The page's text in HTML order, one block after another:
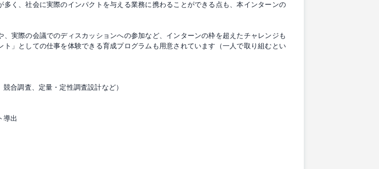
く、社会に実際のインパクトを与える業務に携わることができる点も、本インターンの
実際の会議でのディスカッションへの参加など、インターンの枠を超えたチャレンジも
」としての仕事を体験できる育成プログラムも用意されています（一人で取り組むとい
合調査、定量・定性調査設計など）
導出